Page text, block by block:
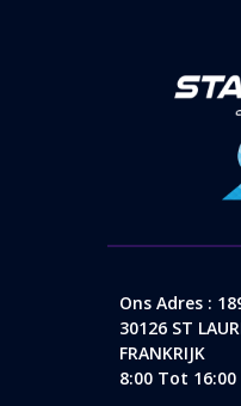
Ons Adres :
30126 ST
FRANKRIJK
8:00 Tot